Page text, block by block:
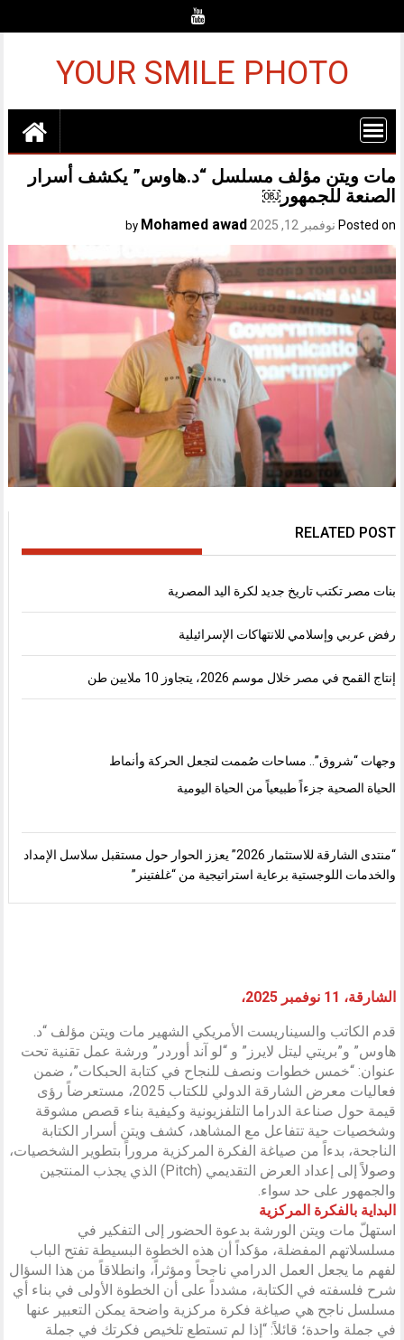
YOUR SMILE PHOTO
مات ويتن مؤلف مسلسل “د.هاوس” يكشف أسرار
الصنعة للجمهور￼
Posted on نوفمبر 12, 2025 Mohamed awad
RELATED POST
بنات مصر تكتب تاريخ جديد لكرة اليد المصرية
رفض عربي وإسلامي للانتهاكات الإسرائيلية
إنتاج القمح في مصر خلال موسم 2026، يتجاوز 10 ملايين طن
وجهات “شروق”.. مساحات صُممت لتجعل الحركة وأنماط
الحياة الصحية جزءاً طبيعياً من الحياة اليومية
“منتدى الشارقة للاستثمار 2026” يعزز الحوار حول مستقبل سلاسل الإمداد
والخدمات اللوجستية برعاية استراتيجية من “غلفتينر”
الشارقة، 11 نوفمبر 2025،
قدم الكاتب والسيناريست الأمريكي الشهير مات ويتن مؤلف “د.
هاوس” و”بريتي ليتل لايرز” و “لو آند أوردر” ورشة عمل تقنية تحت
عنوان: “خمس خطوات ونصف للنجاح في كتابة الحبكات”، ضمن
فعاليات معرض الشارقة الدولي للكتاب 2025، مستعرضاً رؤى
قيمة حول صناعة الدراما التلفزيونية وكيفية بناء قصص مشوقة
وشخصيات حية تتفاعل مع المشاهد، كشف ويتن أسرار الكتابة
الناجحة، بدءاً من صياغة الفكرة المركزية مروراً بتطوير الشخصيات،
وصولاً إلى إعداد العرض التقديمي (Pitch) الذي يجذب المنتجين
والجمهور على حد سواء.
البداية بالفكرة المركزية
استهلّ مات ويتن الورشة بدعوة الحضور إلى التفكير في
مسلسلاتهم المفضلة، مؤكداً أن هذه الخطوة البسيطة تفتح الباب
لفهم ما يجعل العمل الدرامي ناجحاً ومؤثراً، وانطلاقاً من هذا السؤال
شرح فلسفته في الكتابة، مشدداً على أن الخطوة الأولى في بناء أي
مسلسل ناجح هي صياغة فكرة مركزية واضحة يمكن التعبير عنها
في جملة واحدة؛ قائلاً: “إذا لم تستطع تلخيص فكرتك في جملة